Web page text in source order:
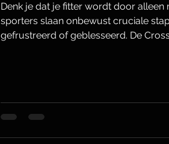
Denk je dat je fitter wordt door alleen
sporters slaan onbewust cruciale
gefrustreerd of geblesseerd. De